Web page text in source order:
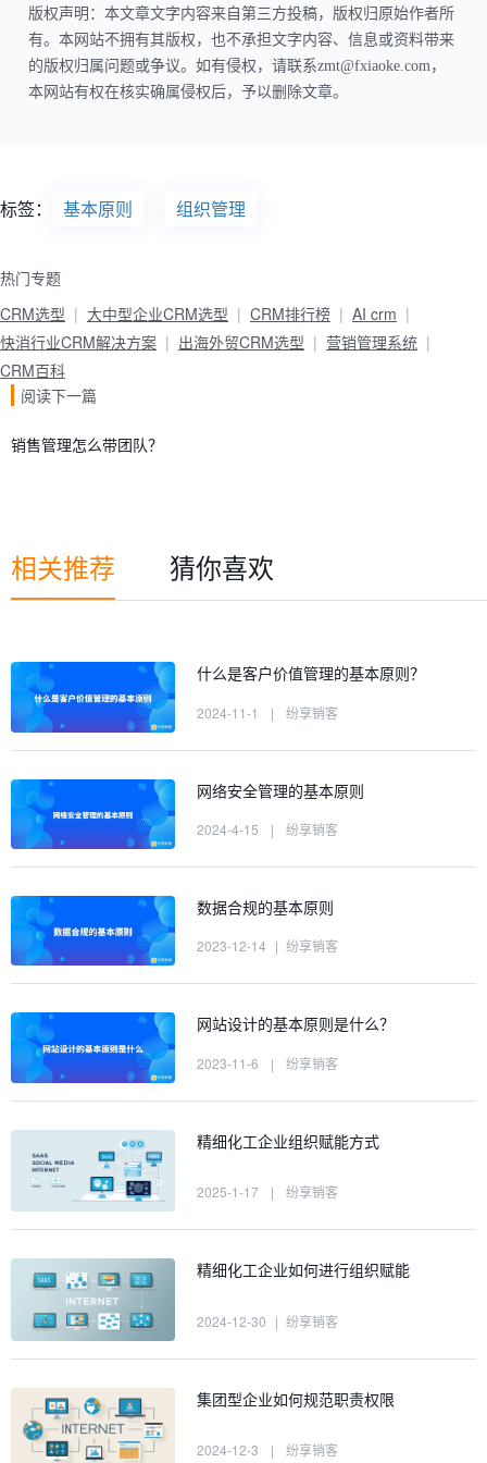
版权声明：本文章文字内容来自第三方投稿，版权归原始作者所
有。本网站不拥有其版权，也不承担文字内容、信息或资料带来
的版权归属问题或争议。如有侵权，请联系zmt@fxiaoke.com，
本网站有权在核实确属侵权后，予以删除文章。
标签： 基本原则 组织管理
热门专题
CRM选型
大中型企业CRM选型 CRM排行榜
AI crm
快消行业CRM解决方案
出海外贸CRM选型
营销管理系统
CRM百科
阅读下一篇
销售管理怎么带团队？
相关推荐 猜你喜欢
什么是客户价值管理的基本原则？
2024-11-1 | 纷享销客
网络安全管理的基本原则
2024-4-15 | 纷享销客
数据合规的基本原则
2023-12-14 | 纷享销客
网站设计的基本原则是什么？
2023-11-6 | 纷享销客
精细化工企业组织赋能方式
2025-1-17 | 纷享销客
精细化工企业如何进行组织赋能
2024-12-30 | 纷享销客
集团型企业如何规范职责权限
2024-12-3 | 纷享销客